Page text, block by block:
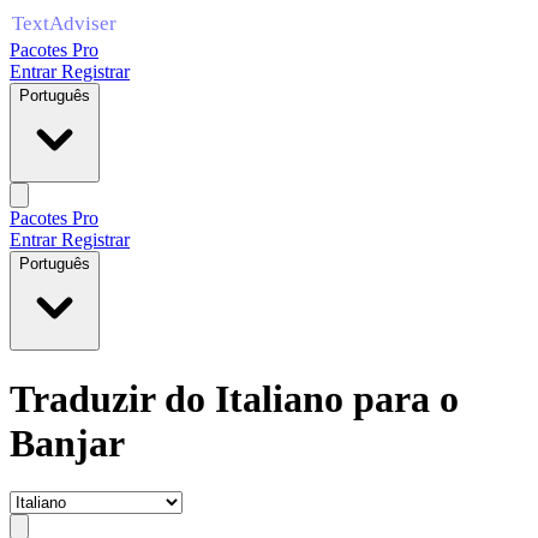
Pacotes Pro
EntrarRegistrar
Português
Pacotes Pro
EntrarRegistrar
Português
Traduzir do Italiano para o
Banjar